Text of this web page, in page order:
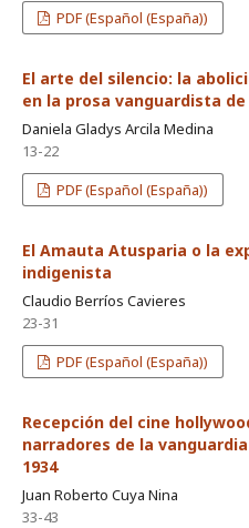
PDF (Español (España))
El arte del silencio: la
en la prosa vanguardista
Daniela Gladys Arcila Medina
13-22
PDF (Español (España))
El Amauta Atusparia o la
indigenista
Claudio Berríos Cavieres
23-31
PDF (Español (España))
Recepción del cine
narradores de la
1934
Juan Roberto Cuya Nina
33-43